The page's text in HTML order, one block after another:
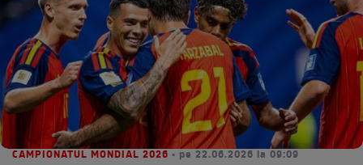
CAMPIONATUL MONDIAL 2026 • pe 22.06.2026 la 09:09